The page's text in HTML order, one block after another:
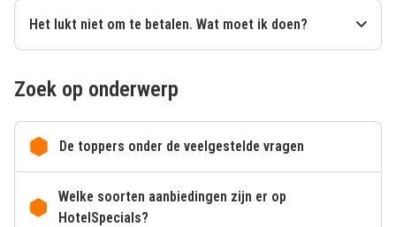
Het lukt niet om te betalen. Wat moet ik doen?
Zoek op onderwerp
De toppers onder de veelgestelde vragen
Welke soorten aanbiedingen zijn er op
HotelSpecials?